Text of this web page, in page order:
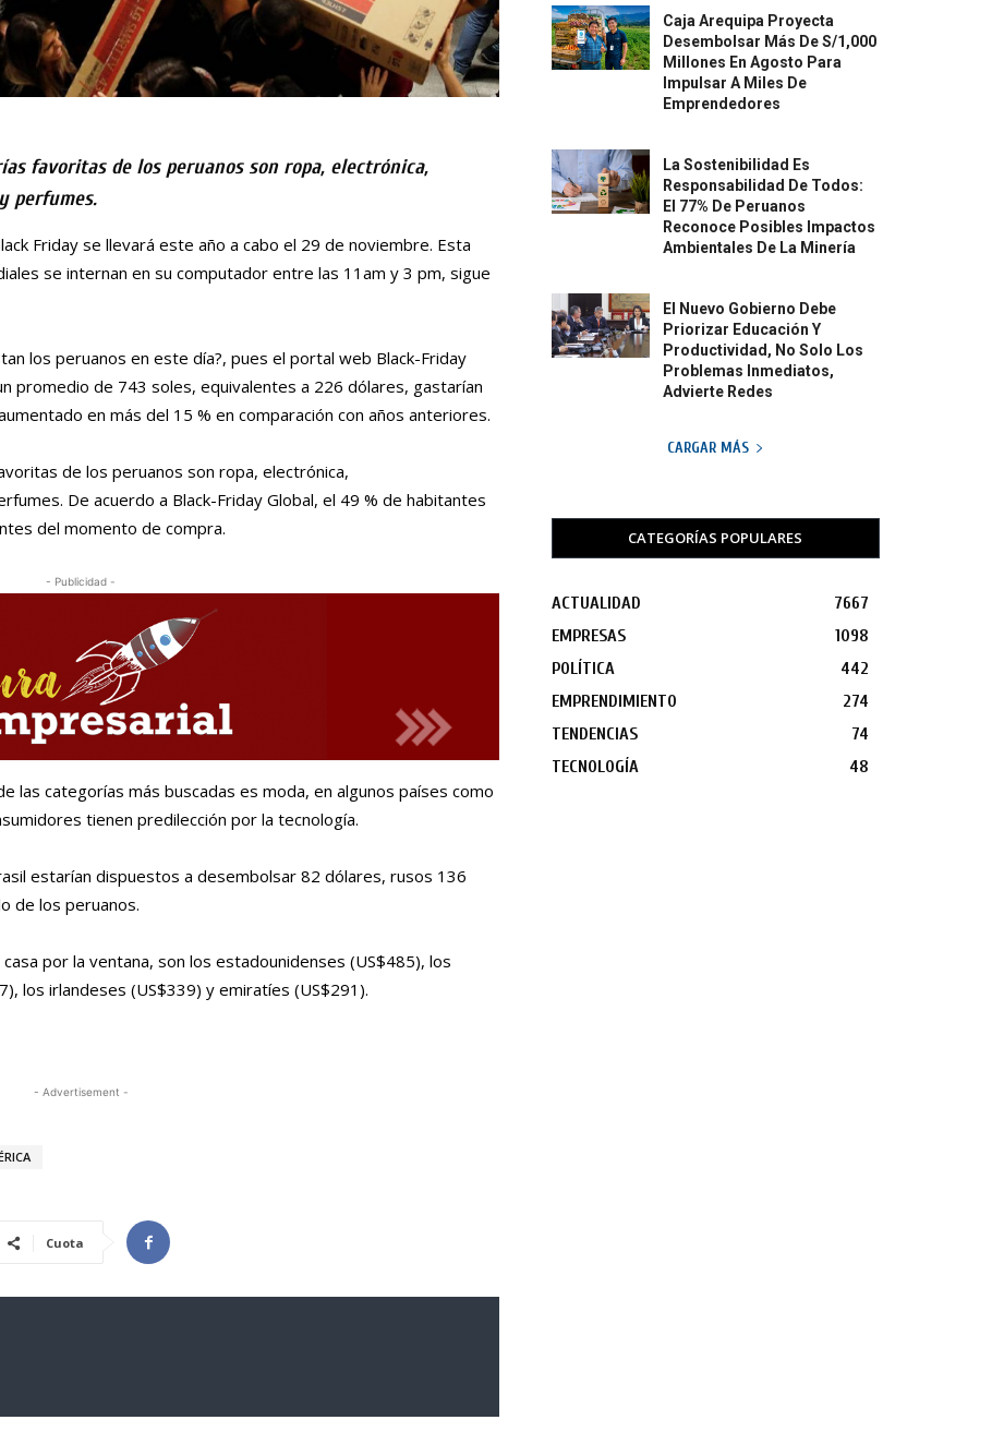
favoritas de los peruanos son ropa, electrónica,
perfumes.
Friday se llevará este año a cabo el 29 de noviembre. Esta
se internan en su computador entre las 11am y 3 pm, sigue
los peruanos en este día?, pues el portal web Black-Friday
promedio de 743 soles, equivalentes a 226 dólares, gastarían
en más del 15 % en comparación con años anteriores.
de los peruanos son ropa, electrónica,
De acuerdo a Black-Friday Global, el 49 % de habitantes
del momento de compra.
- Publicidad -
las categorías más buscadas es moda, en algunos países como
tienen predilección por la tecnología.
estarían dispuestos a desembolsar 82 dólares, rusos 136
de los peruanos.
por la ventana, son los estadounidenses (US$485), los
los irlandeses (US$339) y emiratíes (US$291).
- Advertisement -
Cuota
Caja Arequipa Proyecta
Desembolsar Más De S/1,000
Millones En Agosto Para
Impulsar A Miles De
Emprendedores
La Sostenibilidad Es
Responsabilidad De Todos:
El 77% De Peruanos
Reconoce Posibles Impactos
Ambientales De La Minería
El Nuevo Gobierno Debe
Priorizar Educación Y
Productividad, No Solo Los
Problemas Inmediatos,
Advierte Redes
CARGAR MÁS
CATEGORÍAS POPULARES
ACTUALIDAD
7667
EMPRESAS
1098
POLÍTICA
442
EMPRENDIMIENTO
274
TENDENCIAS
74
TECNOLOGÍA
48